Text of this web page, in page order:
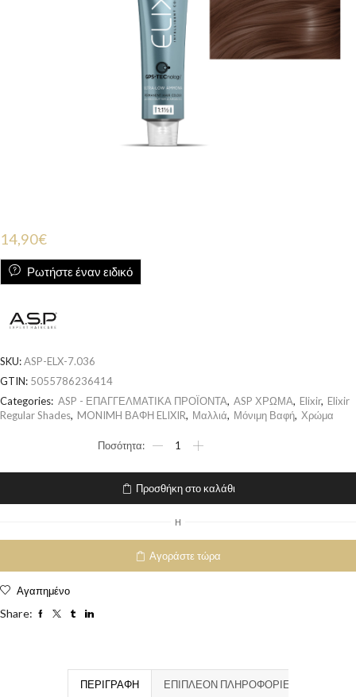
14,90€
Ρωτήστε έναν ειδικό
SKU:ASP-ELX-7.036
GTIN: 5055786236414
Categories: ASP - ΕΠΑΓΓΕΛΜΑΤΙΚΑ ΠΡΟΪΟΝΤΑ, ASP ΧΡΩΜΑ, Elixir, Elixir
Regular Shades, MONIMH ΒΑΦΗ ELIXIR, Μαλλιά, Μόνιμη Βαφή, Χρώμα
Προσθήκη στο καλάθι
H
Αγοράστε τώρα
Αγαπημένο
Share:
ΠΕΡΙΓΡΑΦΉ ΕΠΙΠΛΈΟΝ ΠΛΗΡΟΦΟΡΊΕΣ